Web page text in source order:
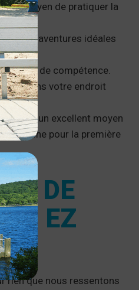
moyen de pratiquer la
l’eau.
des aventures idéales
niveau de compétence.
dans votre endroit
être un excellent moyen
de pêche pour la première
DE
EZ
rien que nous ressentons